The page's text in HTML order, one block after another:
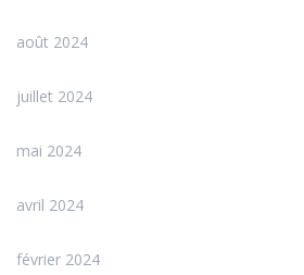
août 2024
juillet 2024
mai 2024
avril 2024
février 2024